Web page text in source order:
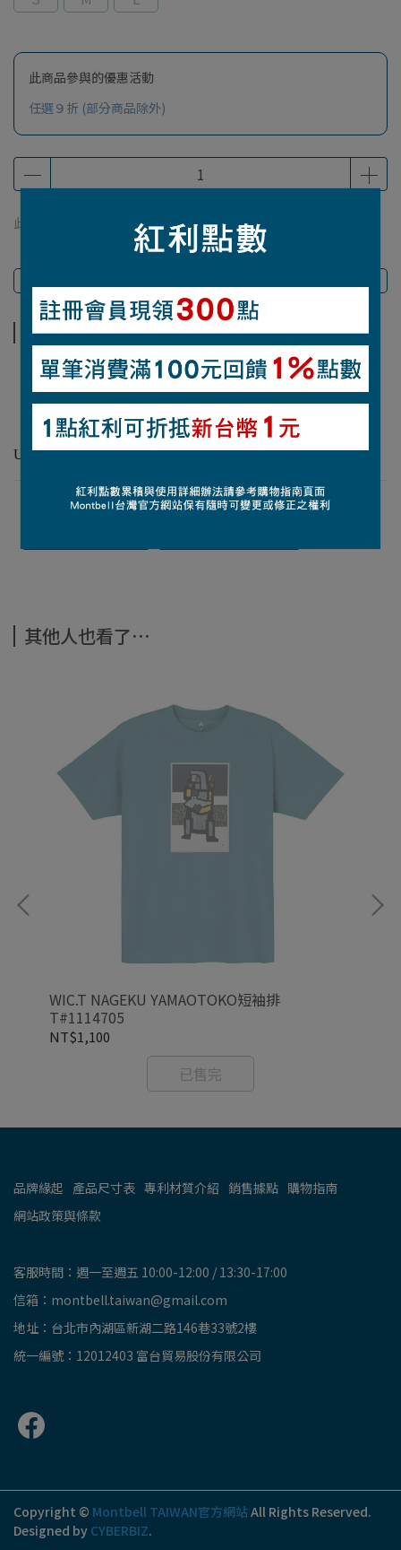
此商品參與的優惠活動
任選９折 (部分商品除外)
此商品 「 最高 」可以折抵紅利212點 (約等於
商品介紹
【材質】70丹尼龍（撥水處理）
【平均重量】46克
【帽簷長度】7公分
UV CUT抗紫外線機能
其他人也看了⋯
WIC.T NAGEKU YAMAOTOKO短袖排
T#1114705
NT$1,100
已售完
品牌緣起 產品尺寸表 專利材質介紹 銷售據點 購物指南
網站政策與條款
客服時間：週一至週五 10:00-12:00 / 13:30-17:00
信箱：montbell.taiwan@gmail.com
地址：台北市內湖區新湖二路146巷33號2樓
統一編號：12012403 富台貿易股份有限公司
Copyright © Montbell TAIWAN官方網站All Rights Reserved.
Designed by CYBERBIZ.